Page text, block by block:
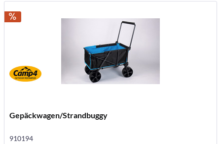
Gepäckwagen/Strandbuggy
910194